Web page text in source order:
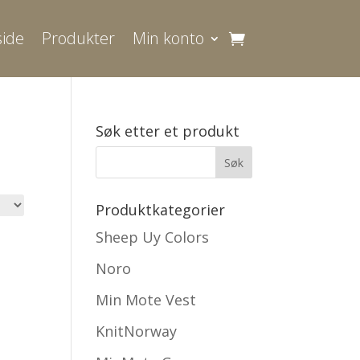
Produkter Min konto
Søk etter et produkt
Produktkategorier
Sheep Uy Colors
Noro
Min Mote Vest
KnitNorway